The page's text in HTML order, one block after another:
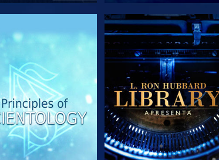
EXPLORE A SÉRIE EXPLORE A SÉRIE